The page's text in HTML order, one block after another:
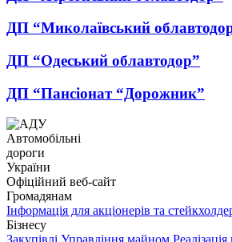
ДП “Миколаївський
ДП “Одеський облавтодор”
ДП “Пансіонат “Дорожник”
Автомобільні
дороги
України
Офіційний веб‑сайт
Громадянам
Інформація для акціонерів та
Бізнесу